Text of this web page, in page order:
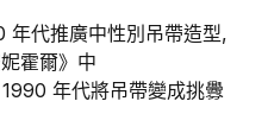
代推廣中性別吊帶造型,
霍爾》中
年代將吊帶變成挑釁